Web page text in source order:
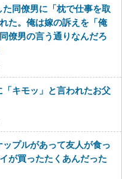
同僚男に「枕で仕事を取
た。俺は嫁の訴えを「俺
僚男の言う通りなんだろ
「キモッ」と言われたお父
プルがあって友人が食っ
が買ったたくあんだった